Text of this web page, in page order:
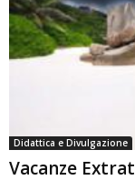
Didattica e Divulgazione
Vacanze